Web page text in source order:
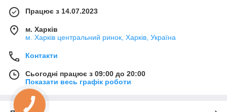
Працює з 14.07.2023
м. Харків
м. Харків центральний ринок, Харків, Україна
Контакти
Сьогодні працює з 09:00 до 20:00
Показати весь графік роботи